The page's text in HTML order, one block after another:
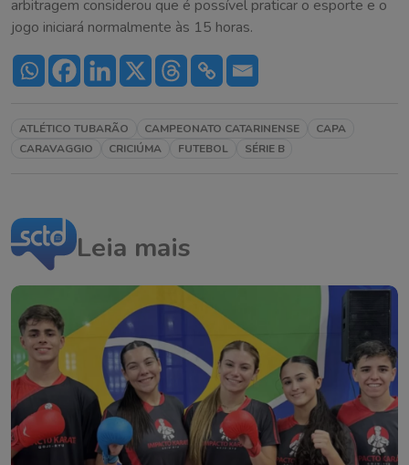
arbitragem considerou que é possível praticar o esporte e o
jogo iniciará normalmente às 15 horas.
ATLÉTICO TUBARÃO CAMPEONATO CATARINENSE
CAPA
CARAVAGGIO
CRICIÚMA FUTEBOL SÉRIE B
Leia mais